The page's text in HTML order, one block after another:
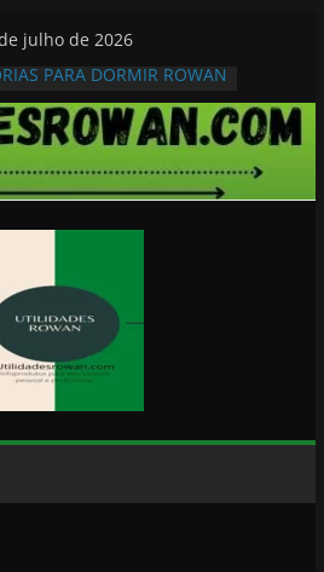
julho de 2026
PARA DORMIR ROWAN